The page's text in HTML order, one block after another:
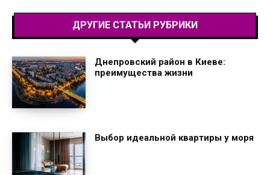
ДРУГИЕ СТАТЬИ РУБРИКИ
Днепровский район в Киеве:
преимущества жизни
Выбор идеальной квартиры у моря